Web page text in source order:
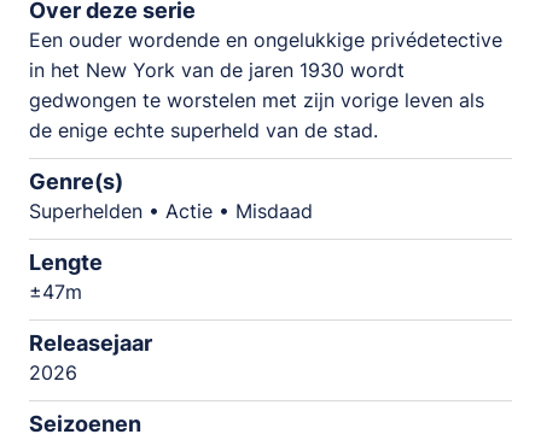
Over deze serie
Een ouder wordende en ongelukkige privédetective
in het New York van de jaren 1930 wordt
gedwongen te worstelen met zijn vorige leven als
de enige echte superheld van de stad.
Genre(s)
Superhelden • Actie • Misdaad
Lengte
±47m
Releasejaar
2026
Seizoenen